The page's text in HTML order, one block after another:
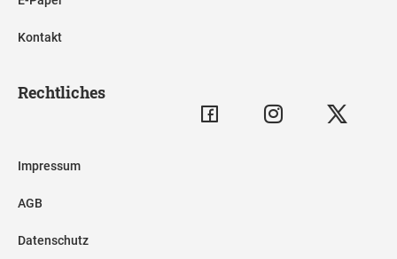
Kontakt
Rechtliches
Impressum
AGB
Datenschutz